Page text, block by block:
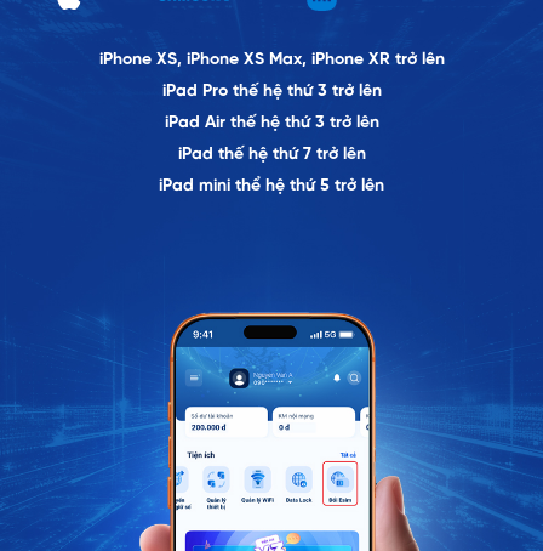
iPhone XS, iPhone XS Max, iPhone XR trở lên
iPad Pro thế hệ thứ 3 trở lên
iPad Air thế hệ thứ 3 trở lên
iPad thế hệ thứ 7 trở lên
iPad mini thể hệ thứ 5 trở lên